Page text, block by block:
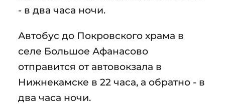
- в два часа ночи.
Автобус до Покровского храма в
селе Большое Афанасово
отправится от автовокзала в
Нижнекамске в 22 часа, а обратно - в
два часа ночи.